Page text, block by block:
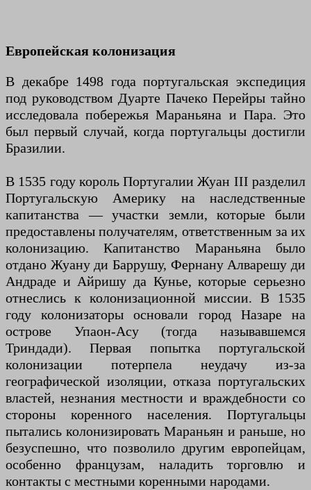
Европейская колонизация
В декабре 1498 года португальская экспедиция
под руководством Дуарте Пачеко Перейры тайно
исследовала побережья Мараньяна и Пара. Это
был первый случай, когда португальцы достигли
Бразилии.
В 1535 году король Португалии Жуан III разделил
Португальскую Америку на наследственные
капитанства — участки земли, которые были
предоставлены получателям, ответственным за их
колонизацию. Капитанство Мараньяна было
отдано Жуану ди Баррушу, Фернану Алварешу ди
Андраде и Айришу да Кунье, которые серьезно
отнеслись к колонизационной миссии. В 1535
году колонизаторы основали город Назаре на
острове Упаон-Асу (тогда называвшемся
Триндади). Первая попытка португальской
колонизации потерпела неудачу из-за
географической изоляции, отказа португальских
властей, незнания местности и враждебности со
стороны коренного населения. Португальцы
пытались колонизировать Мараньян и раньше, но
безуспешно, что позволило другим европейцам,
особенно французам, наладить торговлю и
контакты с местными коренными народами.